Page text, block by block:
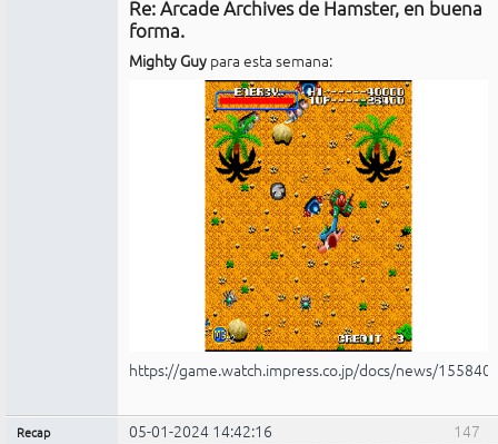
Re: Arcade Archives de Hamster, en buena
forma.
Mighty Guy para esta semana:
https://game.watch.impress.co.jp/docs/news/
147
Recap 05-01-2024 14:42:16